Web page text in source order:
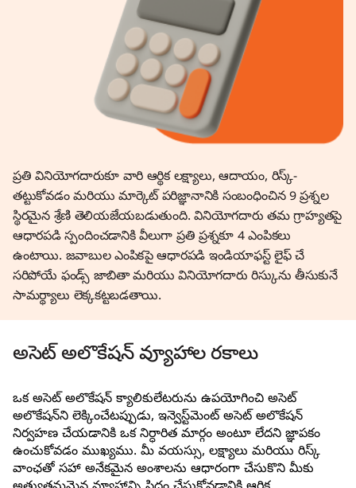
ప్రతి వినియోగదారుకూ వారి ఆర్థిక లక్ష్యాలు, ఆదాయం, రిస్క్-
తట్టుకోవడం మరియు మార్కెట్ పరిజ్ఞానానికి సంబంధించిన 9 ప్రశ్నల
స్థిరమైన శ్రేణి తెలియజేయబడుతుంది. వినియోగదారు తమ గ్రాహ్యతపై
ఆధారపడి స్పందించడానికి వీలుగా ప్రతి ప్రశ్నకూ 4 ఎంపికలు
ఉంటాయి. జవాబుల ఎంపికపై ఆధారపడి ఇండియాఫస్ట్ లైఫ్ చే
సరిపోయే ఫండ్స్ జాబితా మరియు వినియోగదారు రిస్కును తీసుకునే
సామర్థ్యాలు లెక్కకట్టబడతాయి.
అసెట్ అలొకేషన్ వ్యూహాల రకాలు
ఒక అసెట్ అలొకేషన్ క్యాలికులేటరును ఉపయోగించి అసెట్
అలొకేషన్‌ని లెక్కించేటప్పుడు, ఇన్వెస్ట్‌మెంట్ అసెట్ అలొకేషన్‌
నిర్వహణ చేయడానికి ఒక నిర్ధారిత మార్గం అంటూ లేదని జ్ఞాపకం
ఉంచుకోవడం ముఖ్యము. మీ వయస్సు, లక్ష్యాలు మరియు రిస్క్
వాంఛతో సహా అనేకమైన అంశాలను ఆధారంగా చేసుకొని మీకు